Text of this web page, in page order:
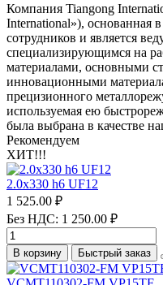
Компания Tiangong
International»), основанная
сотрудников и является
специализирующимся на
материалами, основными
инновационными
прецизионного
используемая ею
была выбрана в качестве
Рекомендуем
ХИТ!!!
2.0х330 h6 UF12
1 525.00 ₽
Без НДС: 1 250.00 ₽
В корзину Быстрый заказ